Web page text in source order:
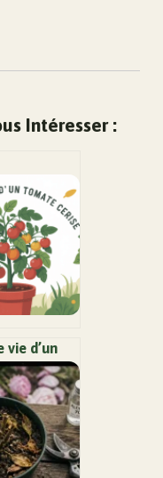
Intéresser :
vie d’un
tomate
potager :
savoir